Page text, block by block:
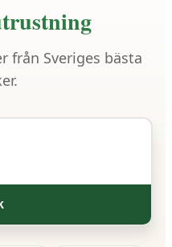
från Sveriges bästa